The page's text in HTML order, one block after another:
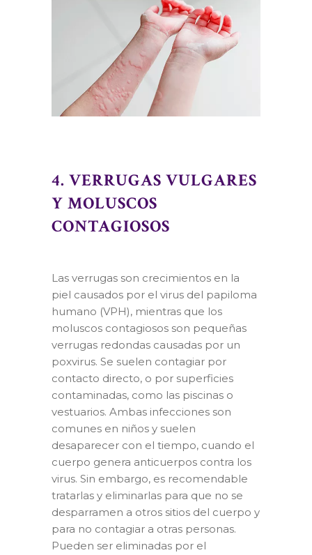
4. VERRUGAS VULGARES
Y MOLUSCOS
CONTAGIOSOS
Las verrugas son crecimientos en la
piel causados por el virus del papiloma
humano (VPH), mientras que los
moluscos contagiosos son pequeñas
verrugas redondas causadas por un
poxvirus. Se suelen contagiar por
contacto directo, o por superficies
contaminadas, como las piscinas o
vestuarios. Ambas infecciones son
comunes en niños y suelen
desaparecer con el tiempo, cuando el
cuerpo genera anticuerpos contra los
virus. Sin embargo, es recomendable
tratarlas y eliminarlas para que no se
desparramen a otros sitios del cuerpo y
para no contagiar a otras personas.
Pueden ser eliminadas por el